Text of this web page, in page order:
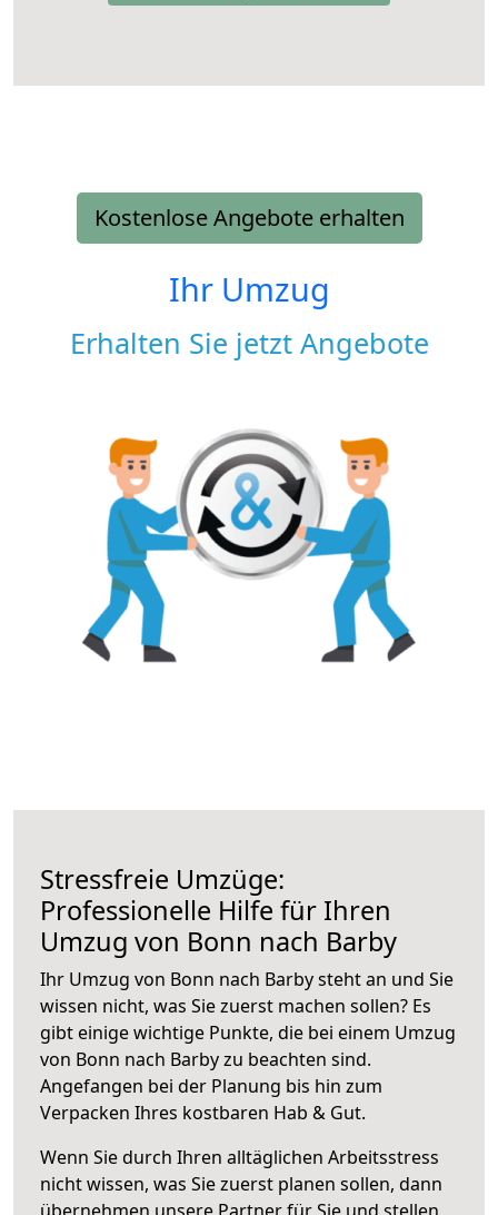
Kostenlose Angebote erhalten
Ihr Umzug
Erhalten Sie jetzt Angebote
Stressfreie Umzüge:
Professionelle Hilfe für Ihren
Umzug von Bonn nach Barby
Ihr Umzug von Bonn nach Barby steht an und Sie
wissen nicht, was Sie zuerst machen sollen? Es
gibt einige wichtige Punkte, die bei einem Umzug
von Bonn nach Barby zu beachten sind.
Angefangen bei der Planung bis hin zum
Verpacken Ihres kostbaren Hab & Gut.
Wenn Sie durch Ihren alltäglichen Arbeitsstress
nicht wissen, was Sie zuerst planen sollen, dann